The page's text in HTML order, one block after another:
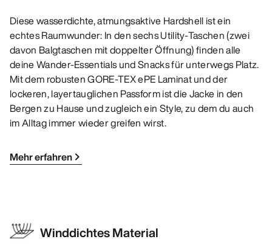
Diese wasserdichte, atmungsaktive Hardshell ist ein
echtes Raumwunder: In den sechs Utility-Taschen (zwei
davon Balgtaschen mit doppelter Öffnung) finden alle
deine Wander-Essentials und Snacks für unterwegs Platz.
Mit dem robusten GORE-TEX ePE Laminat und der
lockeren, layertauglichen Passform ist die Jacke in den
Bergen zu Hause und zugleich ein Style, zu dem du auch
im Alltag immer wieder greifen wirst.
Mehr erfahren
Winddichtes Material